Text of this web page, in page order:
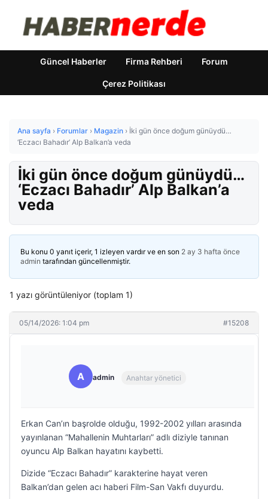
Güncel Haberler Firma Rehberi Forum
Çerez Politikası
Ana sayfa › Forumlar › Magazin › İki gün önce doğum günüydü…
‘Eczacı Bahadır’ Alp Balkan’a veda
İki gün önce doğum günüydü…
‘Eczacı Bahadır’ Alp Balkan’a
veda
Bu konu 0 yanıt içerir, 1 izleyen vardır ve en son 2 ay 3 hafta önce
admin tarafından güncellenmiştir.
1 yazı görüntüleniyor (toplam 1)
05/14/2026: 1:04 pm #15208
A admin Anahtar yönetici
Erkan Can’ın başrolde olduğu, 1992-2002 yılları arasında
yayınlanan “Mahallenin Muhtarları” adlı diziyle tanınan
oyuncu Alp Balkan hayatını kaybetti.
Dizide “Eczacı Bahadır” karakterine hayat veren
Balkan’dan gelen acı haberi Film-San Vakfı duyurdu.